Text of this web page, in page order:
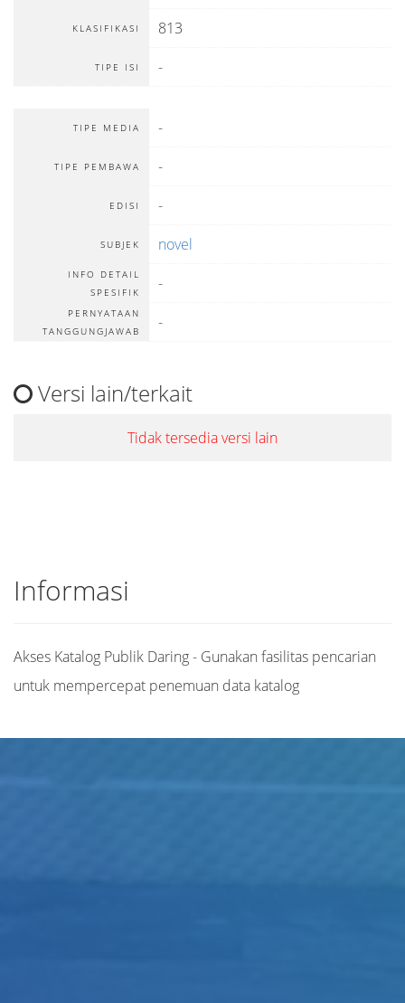
KLASIFIKASI 813
TIPE ISI -
TIPE MEDIA -
TIPE PEMBAWA -
EDISI -
SUBJEK novel
INFO DETAIL
SPESIFIK
-
PERNYATAAN
TANGGUNGJAWAB
-
Versi lain/terkait
Tidak tersedia versi lain
Informasi
Akses Katalog Publik Daring - Gunakan fasilitas pencarian
untuk mempercepat penemuan data katalog